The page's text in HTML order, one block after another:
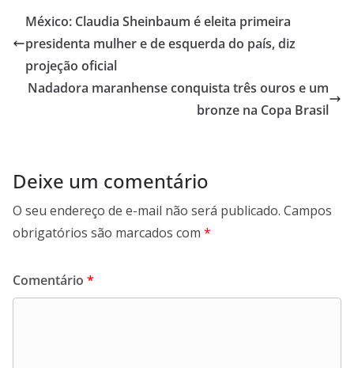
s
A
p
p
er b
o
k
gr
a
l l e
México: Claudia Sheinbaum é eleita primeira
presidenta mulher e de esquerda do país, diz
projeção oficial
Nadadora maranhense conquista três ouros e um
bronze na Copa Brasil
Deixe um comentário
O seu endereço de e-mail não será publicado. Campos
obrigatórios são marcados com *
Comentário *